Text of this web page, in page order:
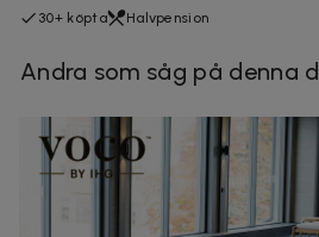
30+ köpta Halvpension
Andra som såg på denna